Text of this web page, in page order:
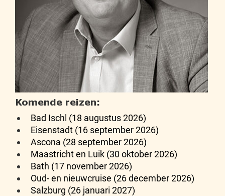
Komende reizen:
Bad Ischl (18 augustus 2026)
Eisenstadt (16 september 2026)
Ascona (28 september 2026)
Maastricht en Luik (30 oktober 2026)
Bath (17 november 2026)
Oud- en nieuwcruise (26 december 2026)
Salzburg (26 januari 2027)